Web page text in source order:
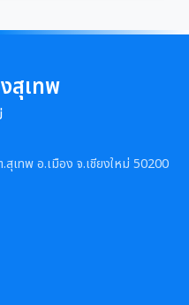
ค์กร
ามแผนการส่งเสริมวินัย
ลยพินิจ
งใสในการจัดซื้อ/จ้าง
บน
ารณะ
ต
สุเทพ
เทพ อ.เมือง จ.เชียงใหม่ 50200